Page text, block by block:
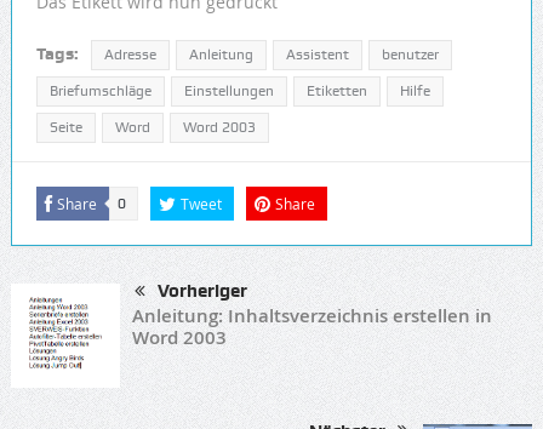
Tags: Adresse Anleitung Assistent benutzer
Briefumschläge Einstellungen Etiketten Hilfe
Seite Word Word 2003
Share 0 Tweet Share
Vorheriger
Anleitung: Inhaltsverzeichnis erstellen in
Word 2003